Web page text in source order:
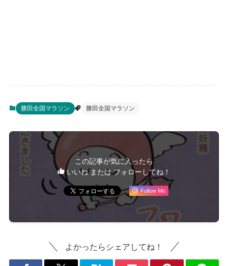
勝田全国マラソン 勝田全国マラソン
この記事が気に入ったら
いいね または フォローしてね！
Follow Me
よかったらシェアしてね！